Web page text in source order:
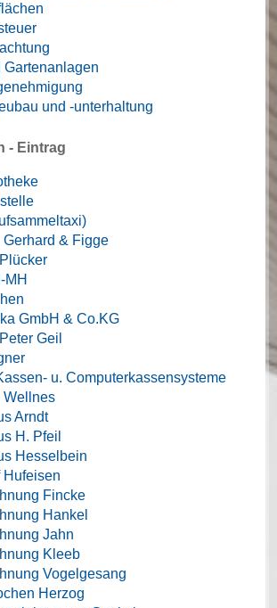
Gartenanlagen
und -unterhaltung
- Eintrag
& Figge
MH
GmbH & Co.KG
Geil
u. Computerkassensysteme
Wellnes
Arndt
H. Pfeil
Hesselbein
Hufeisen
Fincke
Hankel
Jahn
Kleeb
Vogelgesang
Herzog